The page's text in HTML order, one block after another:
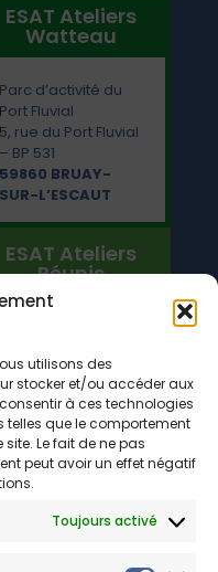
utilisons des
stocker et/ou accéder aux
à ces technologies
telles que le comportement
Le fait de ne pas
peut avoir un effet négatif
Toujours activé
ESAT Ateliers
Watteau
Parc d’activité du
Port Fluvial
5, rue du Port Fluvial
– BP 531
59860 BRUAY-
SUR-L’ESCAUT
ESAT Ateliers
Réunis
59230 SAINT-
AMAND-LES-EAUX
287, rue Emile-
Tabary
59690 VIEUX-
CONDÉ